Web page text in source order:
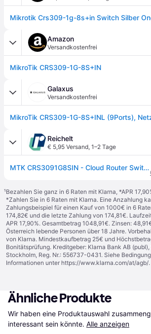
Amazon
Versandkostenfrei
MikroTik CRS309-1G-8S+IN
Galaxus
Versandkostenfrei
Reichelt
€ 5,95 Versand, 1–2 Tage
MTK CRS3091G8SIN - Cloud Router Switch CRS309-1G-8S+IN
¹Bezahlen Sie ganz in 6 Raten mit Klarna, *APR
*Zahlen Sie in 6 Raten mit Klarna. Eine Anzahlung
Zahlungsbeispiel für einen Kauf von 1000€ in 6
174,82€ und die letzte Zahlung von 174,81€.
APR 17,90%. Gesamtbetrag 1048,91€. Zinsen:
Österreich lebende Personen über 18 Jahre.
von Klarna. Mindestkaufbetrag 25€ und
Bonitätsprüfung. Kreditgeber: Klarna Bank AB
Stockholm, Reg. Nr.: 556737-0431. Siehe
Informationen unter https://www.klarna.com/at/agb/.
Ähnliche Produkte
Wir haben eine Produktauswahl
interessant sein könnte. Alle anzeigen